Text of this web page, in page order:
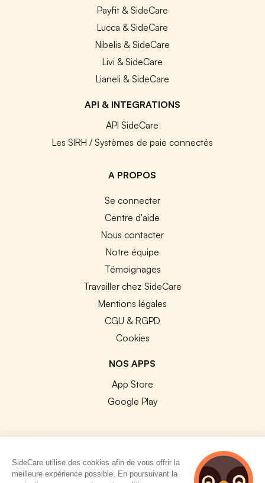
Payfit & SideCare
Lucca & SideCare
Nibelis & SideCare
Livi & SideCare
Lianeli & SideCare
API & INTEGRATIONS
API SideCare
Les SIRH / Systèmes de paie connectés
A PROPOS
Se connecter
Centre d'aide
Nous contacter
Notre équipe
Témoignages
Travailler chez SideCare
Mentions légales
CGU & RGPD
Cookies
NOS APPS
App Store
Google Play
© 2026 SideCare. Tous droits réservés.
SideCare utilise des cookies afin de vous offrir la
meilleure expérience possible. En poursuivant la